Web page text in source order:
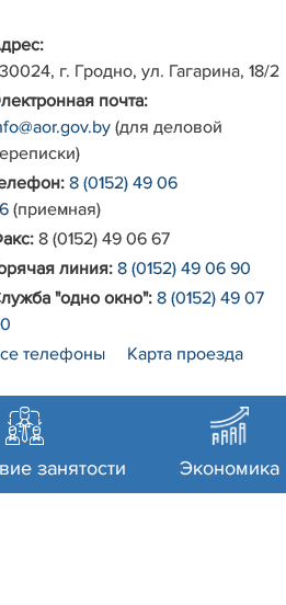
г. Гродно, ул. Гагарина, 18/2
почта:
(для деловой
8 (0152) 49 06
(приемная)
8 (0152) 49 06 67
линия:8 (0152) 49 06 90
"одно окно":8 (0152) 49 07
телефоны
Карта проезда
занятости Экономика